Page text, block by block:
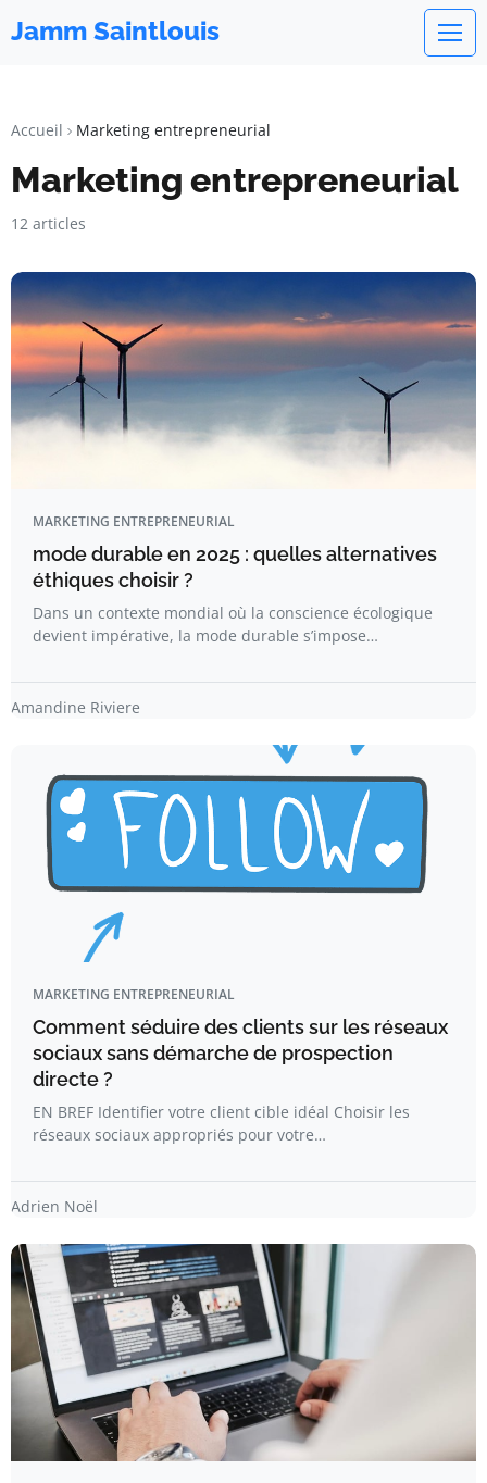
Jamm Saintlouis
Accueil Marketing entrepreneurial
Marketing entrepreneurial
12 articles
MARKETING ENTREPRENEURIAL
mode durable en 2025 : quelles alternatives
éthiques choisir ?
Dans un contexte mondial où la conscience écologique
devient impérative, la mode durable s’impose…
Amandine Riviere
MARKETING ENTREPRENEURIAL
Comment séduire des clients sur les réseaux
sociaux sans démarche de prospection
directe ?
EN BREF Identifier votre client cible idéal Choisir les
réseaux sociaux appropriés pour votre…
Adrien Noël